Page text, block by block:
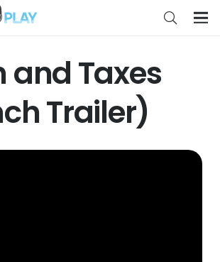
and Taxes
Trailer)